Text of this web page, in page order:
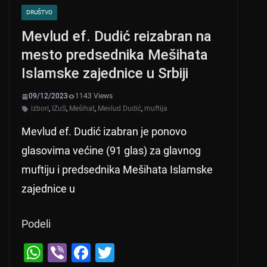
DRUŠTVO
Mevlud ef. Dudić reizabran na
mesto predsednika Mešihata
Islamske zajednice u Srbiji
09/12/2023
1143 Views
izbori, IZuS, Mešihat, Mevlud Dudić, muftija
Mevlud ef. Dudić izabran je ponovo
glasovima većine (91 glas) za glavnog
muftiju i predsednika Mešihata Islamske
zajednice u
Podeli
W Vi F